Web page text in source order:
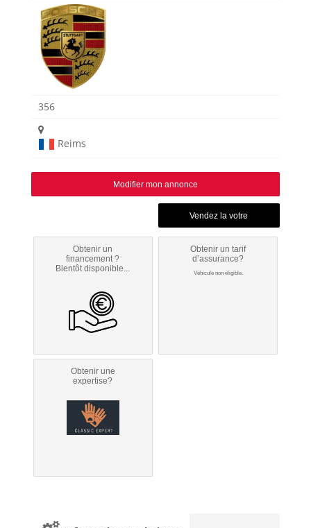
356
Reims
Modifier mon annonce
Obtenir un
financement ?
Bientôt disponible...
Obtenir un tarif
d’assurance?
Véhicule non éligible.
Obtenir une
expertise?